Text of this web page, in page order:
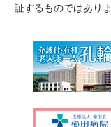
証するものではありま